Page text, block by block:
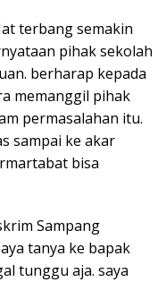
terbang semakin
pihak sekolah
berharap kepada
memanggil pihak
permasalahan itu.
sampai ke akar
bisa
Sampang
tanya ke bapak
tunggu aja. saya